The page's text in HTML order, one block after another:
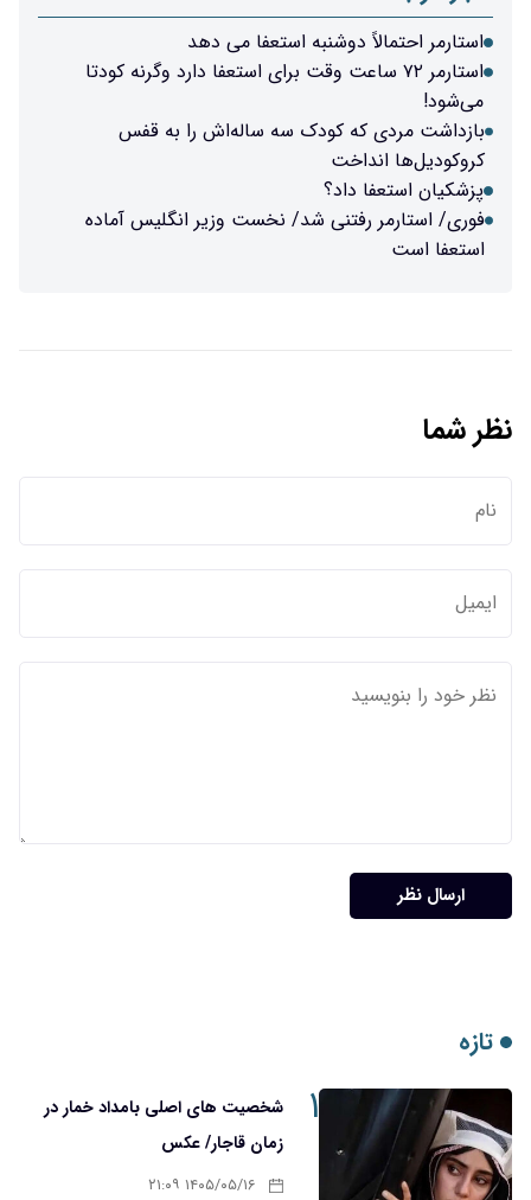
استارمر احتمالاً دوشنبه استعفا می دهد
استارمر ۷۲ ساعت وقت برای استعفا دارد وگرنه کودتا
می‌شود!
بازداشت مردی که کودک سه ساله‌اش را به قفس
کروکودیل‌ها انداخت
پزشکیان استعفا داد؟
فوری/ استارمر رفتنی شد/ نخست وزیر انگلیس آماده
استعفا است
نظر شما
ارسال نظر
تازه
۱
شخصیت های اصلی بامداد خمار در
زمان قاجار/ عکس
۱۴۰۵/۰۵/۱۶ ۲۱:۰۹